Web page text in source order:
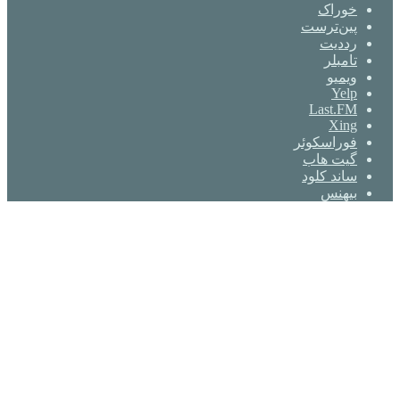
خوراک
‫پین‌ترست
‫رددیت
‫تامبلر
ویمیو
Yelp
Last.FM
Xing
فوراسکوئر
گیت ‌هاب
ساند کلود
بیهنس